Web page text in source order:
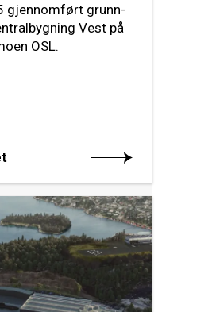
gjennomført grunn-
Vest på
OSL.